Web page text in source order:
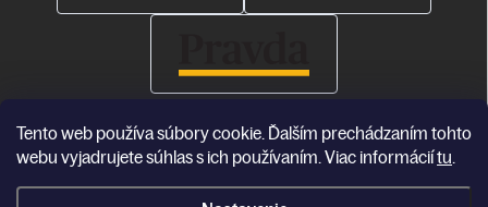
Tento web používa súbory cookie. Ďalším prechádzaním tohto
webu vyjadrujete súhlas s ich používaním. Viac informáciítu.